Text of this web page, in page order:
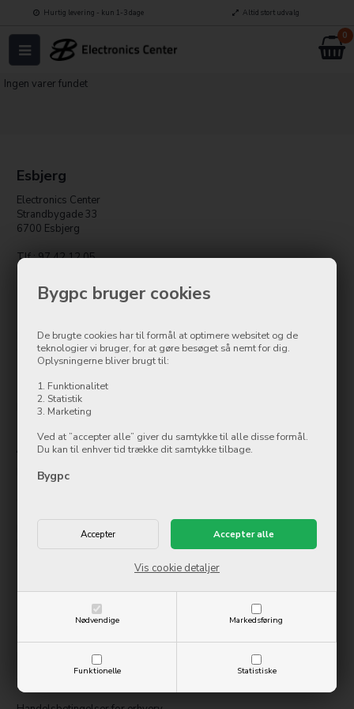
Bygpc bruger cookies
De brugte cookies har til formål at optimere websitet og de
teknologier vi bruger, for at gøre besøget så nemt for dig.
Oplysningerne bliver brugt til:
1. Funktionalitet
2. Statistik
3. Marketing
Ved at ”accepter alle” giver du samtykke til alle disse formål.
Du kan til enhver tid trække dit samtykke tilbage.
Bygpc
Nødvendige Markedsføring
Funktionelle Statistiske
Vis cookie detaljer
Hurtig levering - kun 1-3 dage Altid stort udvalg
0
Ingen varer fundet
Esbjerg
Electronics Center
Strandbygade 33
6700 Esbjerg
Tlf.: 97 42 12 05
BygPC
Østergade 8
7500 Holstebro
Tlf.: 97 42 12 00
kundeservice@bygpc.dk
Åbningstider
Mandag
Tirsdag
10:00-17:30
Lukket
Information
Handelsbetingelser